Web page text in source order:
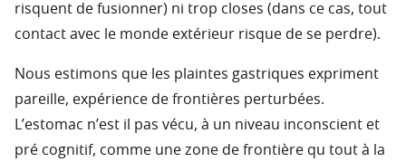
risquent de fusionner) ni trop closes (dans ce cas, tout
contact avec le monde extérieur risque de se perdre).
Nous estimons que les plaintes gastriques expriment
pareille, expérience de frontières perturbées.
L’estomac n’est il pas vécu, à un niveau inconscient et
pré cognitif, comme une zone de frontière qu tout à la